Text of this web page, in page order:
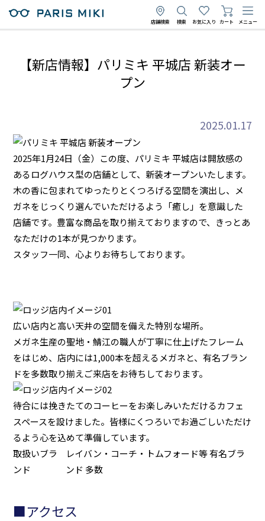
店舗検索 検索 お気に入り カート メニュー
【新店情報】パリミキ 平城店 新装オー
プン
2025.01.17
2025年1月24日（金）この度、パリミキ 平城店は開放感の
あるログハウス型の店舗として、新装オープンいたします。
木の香に包まれてゆったりとくつろげる空間を演出し、メ
ガネをじっくり選んでいただけるよう「癒し」を意識した
店舗です。豊富な商品を取り揃えておりますので、きっとあ
なただけの1本が見つかります。
スタッフ一同、心よりお待ちしております。
広い店内と高い天井の空間を備えた特別な場所。
メガネ生産の聖地・鯖江の職人が丁寧に仕上げたフレーム
をはじめ、店内には1,000本を超えるメガネと、有名ブラン
ドを多数取り揃えご来店をお待ちしております。
待合には挽きたてのコーヒーをお楽しみいただけるカフェ
スペースを設けました。皆様にくつろいでお過ごしいただけ
るよう心を込めて準備しています。
取扱いブラ
ンド
レイバン・コーチ・トムフォード等 有名ブラ
ンド 多数
■アクセス